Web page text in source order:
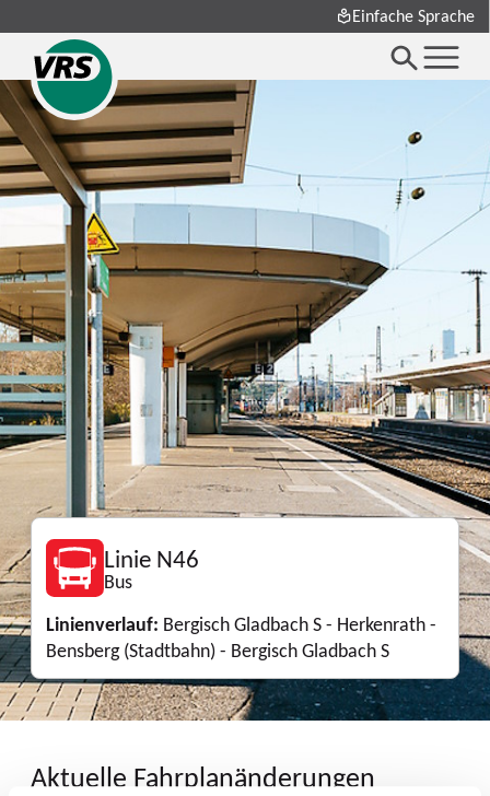
Einfache Sprache
Linie N46
Bus
Linienverlauf: Bergisch Gladbach S - Herkenrath -
Bensberg (Stadtbahn) - Bergisch Gladbach S
Aktuelle Fahrplanänderungen